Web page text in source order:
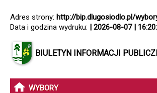
Adres strony: http://bip.dlugosiodlo.pl/
Data i godzina wydruku: | 2026-08-07 |
BIULETYN INFORMACJI
WYBORY